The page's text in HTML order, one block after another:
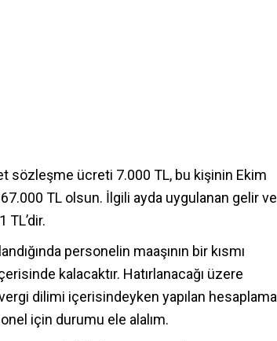
sözleşme ücreti 7.000 TL, bu kişinin Ekim
TL olsun. İlgili ayda uygulanan gelir ve
TL’dir.
personelin maaşının bir kısmı
kalacaktır. Hatırlanacağı üzere
dilimi içerisindeyken yapılan hesaplama
için durumu ele alalım.